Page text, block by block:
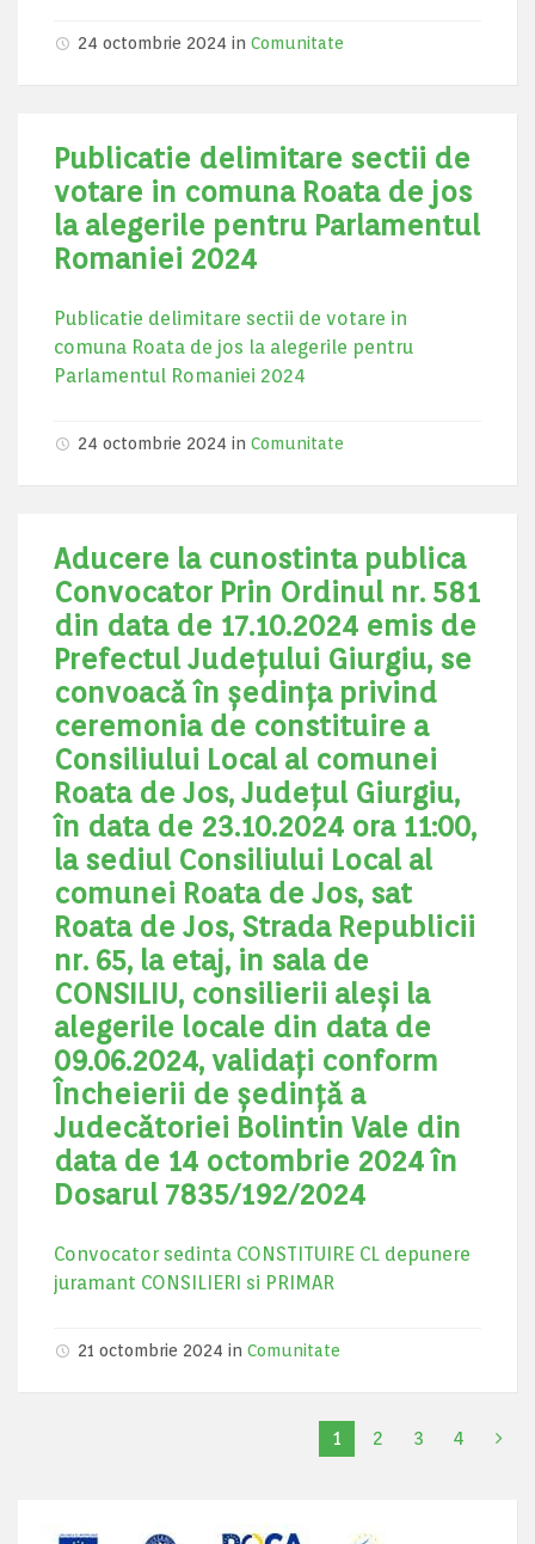
24 octombrie 2024 in Comunitate
Publicatie delimitare sectii de
votare in comuna Roata de jos
la alegerile pentru Parlamentul
Romaniei 2024
Publicatie delimitare sectii de votare in
comuna Roata de jos la alegerile pentru
Parlamentul Romaniei 2024
24 octombrie 2024 in Comunitate
Aducere la cunostinta publica
Convocator Prin Ordinul nr. 581
din data de 17.10.2024 emis de
Prefectul Județului Giurgiu, se
convoacă în ședința privind
ceremonia de constituire a
Consiliului Local al comunei
Roata de Jos, Județul Giurgiu,
în data de 23.10.2024 ora 11:00,
la sediul Consiliului Local al
comunei Roata de Jos, sat
Roata de Jos, Strada Republicii
nr. 65, la etaj, in sala de
CONSILIU, consilierii aleși la
alegerile locale din data de
09.06.2024, validați conform
Încheierii de ședință a
Judecătoriei Bolintin Vale din
data de 14 octombrie 2024 în
Dosarul 7835/192/2024
Convocator sedinta CONSTITUIRE CL depunere
juramant CONSILIERI si PRIMAR
21 octombrie 2024 in Comunitate
1 2 3 4